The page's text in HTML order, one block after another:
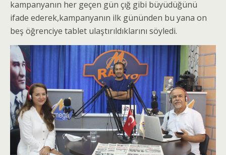
kampanyanın her geçen gün çığ gibi büyüdüğünü
ifade ederek,kampanyanın ilk gününden bu yana on
beş öğrenciye tablet ulaştırıldıklarını söyledi.